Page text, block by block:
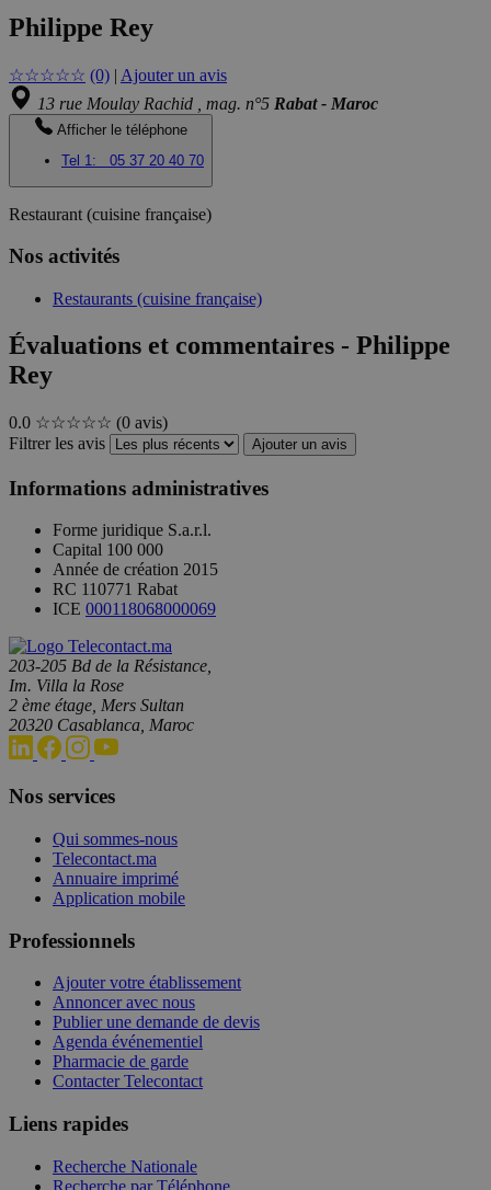
Philippe Rey
☆☆☆☆☆ (0) | Ajouter un avis
13 rue Moulay Rachid , mag. n°5 Rabat - Maroc
Afficher le téléphone
Tel 1:
05 37 20 40 70
Restaurant (cuisine française)
Nos activités
Restaurants (cuisine française)
Évaluations et commentaires - Philippe
Rey
0.0 ☆☆☆☆☆ (0 avis)
Filtrer les avis
Ajouter un avis
Informations administratives
Forme juridique S.a.r.l.
Capital 100 000
Année de création 2015
RC 110771 Rabat
ICE 000118068000069
203-205 Bd de la Résistance,
Im. Villa la Rose
2 ème étage, Mers Sultan
20320 Casablanca, Maroc
Nos services
Qui sommes-nous
Telecontact.ma
Annuaire imprimé
Application mobile
Professionnels
Ajouter votre établissement
Annoncer avec nous
Publier une demande de devis
Agenda événementiel
Pharmacie de garde
Contacter Telecontact
Liens rapides
Recherche Nationale
Recherche par Téléphone